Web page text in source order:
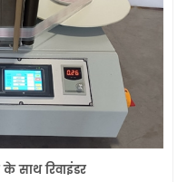
साथ रिवाइंडर